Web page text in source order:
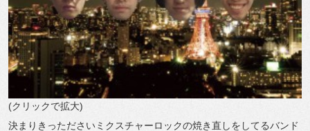
(クリックで拡大)
決まりきったださいミクスチャーロックの焼き直しをしてるバンド